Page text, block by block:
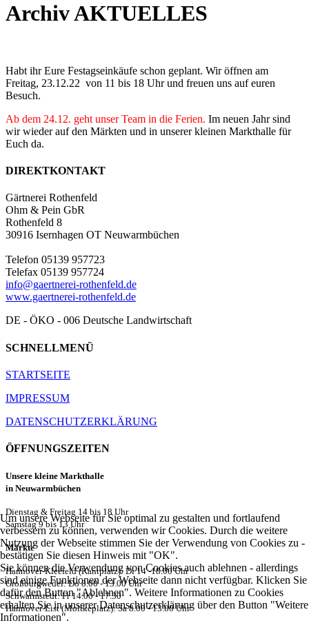
Archiv AKTUELLES
Habt ihr Eure Festagseinkäufe schon geplant. Wir öffnen am
Freitag, 23.12.22 von 11 bis 18 Uhr und freuen uns auf euren
Besuch.
Ab dem 24.12. geht unser Team in die Ferien. Im neuen Jahr sind
wir wieder auf den Märkten und in unserer kleinen Markthalle für
Euch da.
DIREKTKONTAKT
Gärtnerei Rothenfeld
Ohm & Pein GbR
Rothenfeld 8
30916 Isernhagen OT Neuwarmbüchen
Telefon 05139 957723
Telefax 05139 957724
info@gaertnerei-rothenfeld.de
www.gaertnerei-rothenfeld.de
DE - ÖKO - 006 Deutsche Landwirtschaft
SCHNELLMENÜ
STARTSEITE
IMPRESSUM
DATENSCHUTZERKLÄRUNG
ÖFFNUNGSZEITEN
Unsere kleine Markthalle
in Neuwarmbüchen
Dienstag & Freitag 14 bis 18 Uhr
Samstag 9 bis 13 Uhr
Märkte
Hannover-Kleefeld (Kantplatz): Di 14 -18.00 Uhr
Großburgwedel: Do 8.00 - 13.00 Uhr
Schwarmstedt: Fr 14.00 - 17.30
Hannover-List (Moltkeplatz): Sa 8.00 - 13.00 Uhr
Um unsere Webseite für Sie optimal zu gestalten und fortlaufend
verbessern zu können, verwenden wir Cookies. Durch die weitere
Nutzung der Webseite stimmen Sie der Verwendung von Cookies zu -
bestätigen Sie diesen Hinweis mit "OK".
Sie können die Verwendung von Cookies auch ablehnen - allerdings
sind einige Funktionen der Webseite dann nicht verfügbar. Klicken Sie
dafür den Button "Ablehnen". Weitere Informationen zu Cookies
erhalten Sie in unserer Datenschutzerklärung über den Button "Weitere
Informationen".